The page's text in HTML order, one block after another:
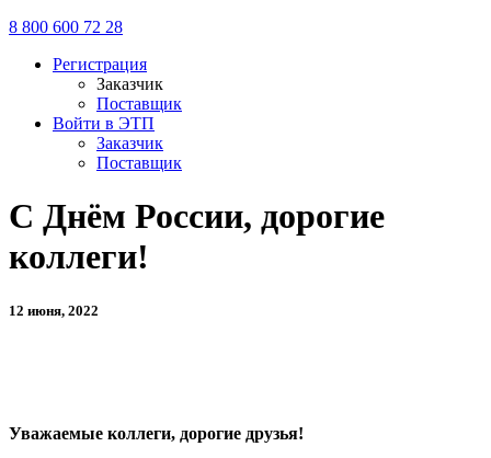
8 800 600 72 28
Регистрация
Заказчик
Поставщик
Войти в ЭТП
Заказчик
Поставщик
C Днём России, дорогие
коллеги!
12 июня, 2022
Уважаемые коллеги, дорогие друзья!